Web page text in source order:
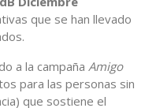
que se han llevado
a la campaña Amigo
para las personas sin
que sostiene el